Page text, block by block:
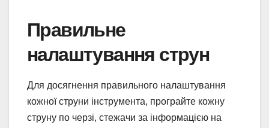
Правильне
налаштування струн
Для досягнення правильного налаштування
кожної струни інструмента, програйте кожну
струну по черзі, стежачи за інформацією на